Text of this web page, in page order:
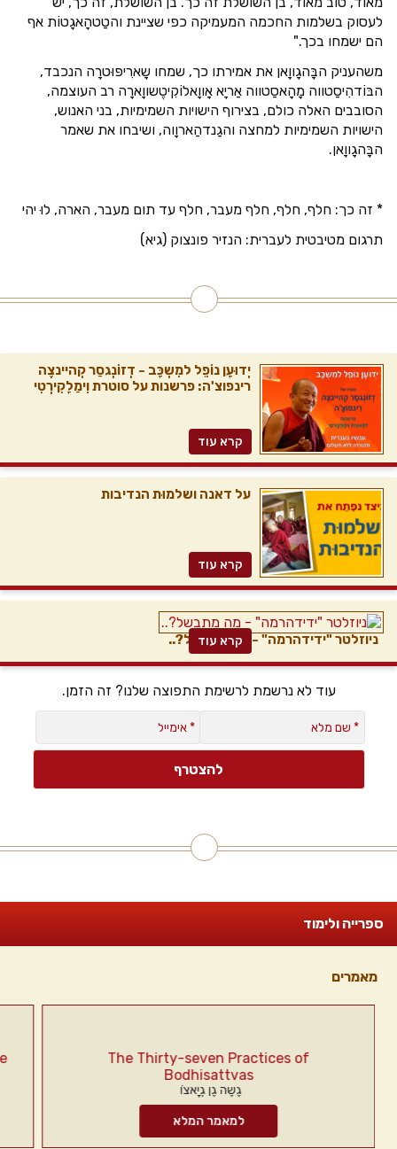
לעסוק בשלמות החכמה המעמיקה כפי שציינת והטַטהָאגָטוֹת אף
הם ישמחו בכך."
משהעניק הבָּהגָווָאן את אמירתו כך, שמחו שָארִיפּוּטרָה הנכבד,
הבּוֹדהִיסַטווה מָהָאסַטווה אַריָא אָווָאלוֹקִיטֶשווָארָה רב העוצמה,
הסובבים האלה כולם, בצירוף הישויות השמימיות, בני האנוש,
הישויות השמימיות למחצה והגַנדהַארוָוה, ושיבחו את שאמר
הבָּהגָווָאן.
* זה כך: חלף, חלף, חלף מעבר, חלף עד תום מעבר, הארה, לוּ יהי
תרגום מטיבטית לעברית: הנזיר פונצוק (גיא)
יְדוּעָן נוֹפֵל למִשְכָּב - דְזוֹנְגסַר קְהיינצֶה
רינפוצ'ה: פרשנות על סוטרת וִימַלָקִירְטִי
קרא עוד
על דאנה ושלמוּת הנדיבות
קרא עוד
ניוזלטר "ידידהרמה" - מה מתבשל?..
קרא עוד
עוד לא נרשמת לרשימת התפוצה שלנו? זה הזמן.
ספרייה ולימוד
מאמרים
The Thirty-seven Practices of
Bodhisattvas
גֶשֶה גֶן גְיָאצוֹ
למאמר המלא